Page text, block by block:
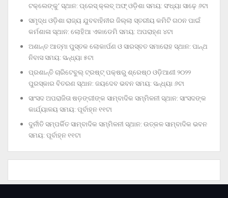
ଟକ୍‌ଲେଙ୍କୁ’ ସ୍ଥାନ: ପ୍ରେସ୍‌ କ୍ଲବ୍‌ ଅଫ୍‌ ଓଡ଼ିଶା ସମୟ: ସଂଧ୍ୟା ସାଢ଼େ ୬ଟା
ସମୃଦ୍ଧ ଓଡ଼ିଶା ରାଜ୍ୟ ଯୁବବାହିନୀର ଜିଲ୍ଲା ସ୍ତରୀୟ କମିଟି ଗଠନ ପାଇଁ
କର୍ମଶାଳା ସ୍ଥାନ: ଲୋହିଆ ଏକାଡେମି ସମୟ: ଅପରାହ୍‌ଣ ୪ଟା
ଅଶାନ୍ତ ଆତ୍ମା ପୁସ୍ତକ ଲୋକାର୍ପଣ ଓ ସାରସ୍ବତ ସମାରୋହ ସ୍ଥାନ: ପାନ୍ଥ
ନିବାସ ସମୟ: ସନ୍ଧ୍ୟା ୫ଟା
ପ୍ରଶାନ୍ତି ଚାରିଟେବୁଲ୍‌ ଟ୍ରଷ୍ଟ୍‌ ପକ୍ଷରୁ ଶ୍ରେଷ୍ଠ ଓଡ଼ିଆଣୀ ୨୦୨୨
ପୁରସ୍କାର ବିତରଣ ସ୍ଥାନ: ଜୟଦେବ ଭବନ ସମୟ: ସନ୍ଧ୍ୟା ୬ଟା
ସାଂସଦ ଅପରାଜିତା ଷଡ଼ଙ୍ଗୀଙ୍କ ସାମ୍ବାଦିକ ସମ୍ମିଳନୀ ସ୍ଥାନ: ସାଂସଦଙ୍କ
କାର୍ଯ୍ୟାଳୟ ସମୟ: ପୂର୍ବାହ୍ନ ୧୧ଟା
ଦୁର୍ନୀତି ସମ୍ପର୍କିତ ସାମ୍ବାଦିକ ସମ୍ମିଳନୀ ସ୍ଥାନ: ଉତ୍କଳ ସାମ୍ବାଦିକ ଭବନ
ସମୟ: ପୂର୍ବାହ୍ନ ୧୧ଟା